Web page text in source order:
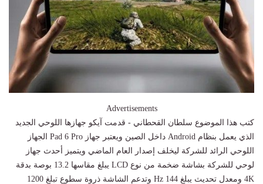
Advertisements
كتب هذا الموضوع سلطان القحطاني - قدمت آيكو جهازها اللوحي الجديد
الذي يعمل بنظام Android داخل الصين ويعتبر جهاز Pad 6 Pro الجهاز
اللوحي الرائد للشركة ليخلف إصدار العام الماضي ويتميز أحدث جهاز
لوحي للشركة بشاشة ضخمة من نوع LCD يبلغ مقاسها 13.2 بوصة بدقة
4K ومعدل تحديث يبلغ 144 Hz وتدعم الشاشة ذروة سطوع تبلغ 1200